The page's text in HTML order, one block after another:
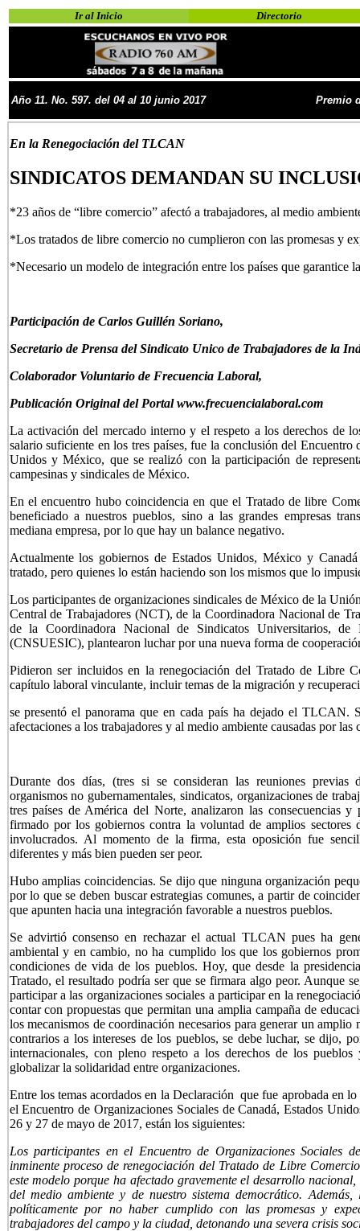
Ir al Inicio Directorio
Año 11. No. 597. del 04 al 10 junio 2017 Premio
En la Renegociación del TLCAN
SINDICATOS DEMANDAN SU
*23 años de “libre comercio” afectó a trabajadores, al medio
*Los tratados de libre comercio no cumplieron con las promesas y
*Necesario un modelo de integración entre los países que garantice
Participación de Carlos Guillén Soriano,
Secretario de Prensa del Sindicato Unico de Trabajadores de la
Colaborador Voluntario de Frecuencia Laboral,
Publicación Original del Portal www.frecuencialaboral.com
La activación del mercado interno y el respeto a los derechos de
salario suficiente en los tres países, fue la conclusión del Encuentro
Unidos y México, que se realizó con la participación de
campesinas y sindicales de México.
En el encuentro hubo coincidencia en que el Tratado de libre
beneficiado a nuestros pueblos, sino a las grandes empresas
mediana empresa, por lo que hay un balance negativo.
Actualmente los gobiernos de Estados Unidos, México y
tratado, pero quienes lo están haciendo son los mismos que lo
Los participantes de organizaciones sindicales de México de la
Central de Trabajadores (NCT), de la Coordinadora Nacional de
de la Coordinadora Nacional de Sindicatos Universitarios, de
(CNSUESIC), plantearon luchar por una nueva forma de
Pidieron ser incluidos en la renegociación del Tratado de Libre
capítulo laboral vinculante, incluir temas de la migración y
se presentó el panorama que en cada país ha dejado el TLCAN.
afectaciones a los trabajadores y al medio ambiente causadas por
Durante dos días, (tres si se consideran las reuniones previas
organismos no gubernamentales, sindicatos, organizaciones de
tres países de América del Norte, analizaron las consecuencias
firmado por los gobiernos contra la voluntad de amplios sectores
involucrados. Al momento de la firma, esta oposición fue
diferentes y más bien pueden ser peor.
Hubo amplias coincidencias. Se dijo que ninguna organización
por lo que se deben buscar estrategias comunes, a partir de
que apunten hacia una integración favorable a nuestros pueblos.
Se advirtió consenso en rechazar el actual TLCAN pues ha
ambiental y en cambio, no ha cumplido los que los gobiernos
condiciones de vida de los pueblos. Hoy, que desde la
Tratado, el resultado podría ser que se firmara algo peor. Aunque
participar a las organizaciones sociales a participar en la
contar con propuestas que permitan una amplia campaña de
los mecanismos de coordinación necesarios para generar un
contrarios a los intereses de los pueblos, se debe luchar, se dijo,
internacionales, con pleno respeto a los derechos de los
globalizar la solidaridad entre organizaciones.
Entre los temas acordados en la Declaración que fue aprobada en
el Encuentro de Organizaciones Sociales de Canadá, Estados
26 y 27 de mayo de 2017, están los siguientes:
Los participantes en el Encuentro de Organizaciones Sociales
inminente proceso de renegociación del Tratado de Libre
este modelo porque ha afectado gravemente el desarrollo
del medio ambiente y de nuestro sistema democrático.
políticamente por no haber cumplido con las promesas y
trabajadores del campo y la ciudad, detonando una severa crisis